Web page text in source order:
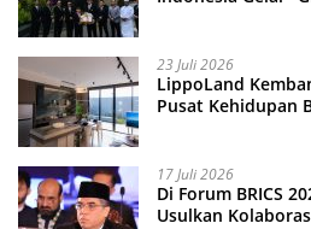
23 Juli 2026
LippoLand
Pusat Kehidupan
17 Juli 2026
Di Forum BRICS
Usulkan